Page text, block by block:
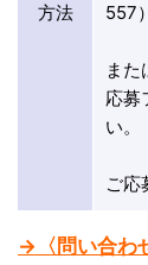
方法
557
ま
応募
い。
ご応
→〈問い合わ